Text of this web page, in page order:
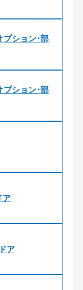
ション･部
ション･部
ア
ア